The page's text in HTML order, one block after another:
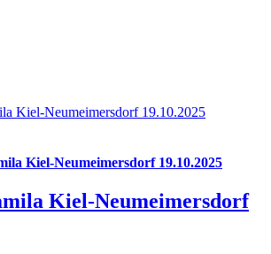
Kiel-Neumeimersdorf 19.10.2025
Kiel-Neumeimersdorf 19.10.2025
Kiel-Neumeimersdorf